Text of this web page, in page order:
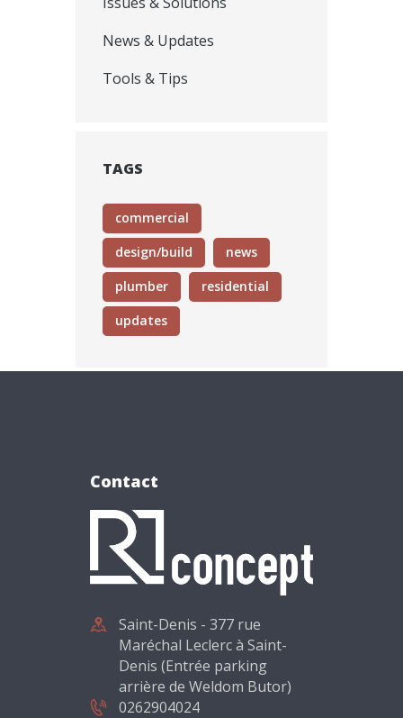
News & Updates
Tools & Tips
TAGS
commercial
design/build
news
plumber
residential
updates
Contact
Saint-Denis - 377 rue
Maréchal Leclerc à Saint-
Denis (Entrée parking
arrière de Weldom Butor)
0262904024